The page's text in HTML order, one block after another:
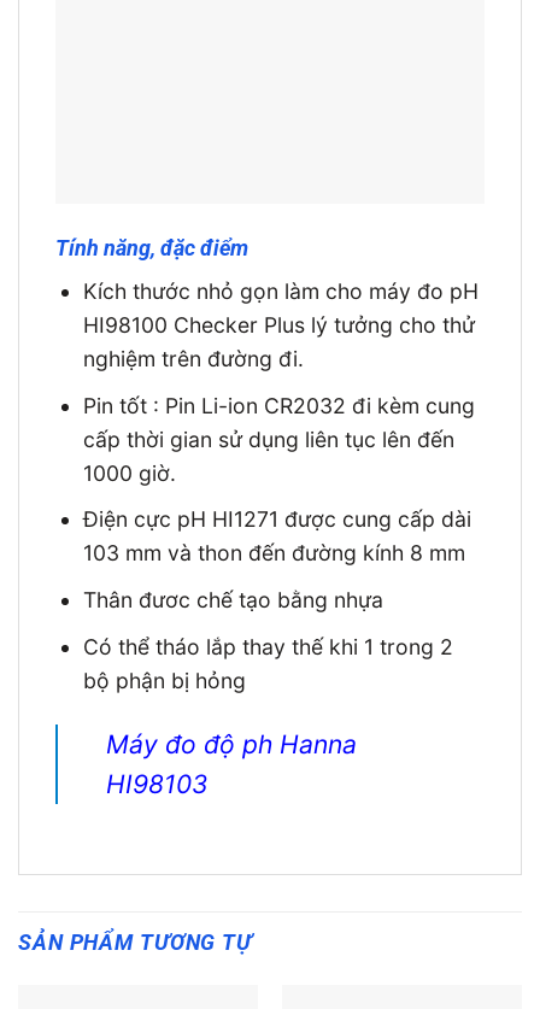
Tính năng, đặc điểm
Kích thước nhỏ gọn làm cho máy đo pH
HI98100 Checker Plus lý tưởng cho thử
nghiệm trên đường đi.
Pin tốt : Pin Li-ion CR2032 đi kèm cung
cấp thời gian sử dụng liên tục lên đến
1000 giờ.
Điện cực pH HI1271 được cung cấp dài
103 mm và thon đến đường kính 8 mm
Thân đươc chế tạo bằng nhựa
Có thể tháo lắp thay thế khi 1 trong 2
bộ phận bị hỏng
Máy đo độ ph Hanna
HI98103
SẢN PHẨM TƯƠNG TỰ